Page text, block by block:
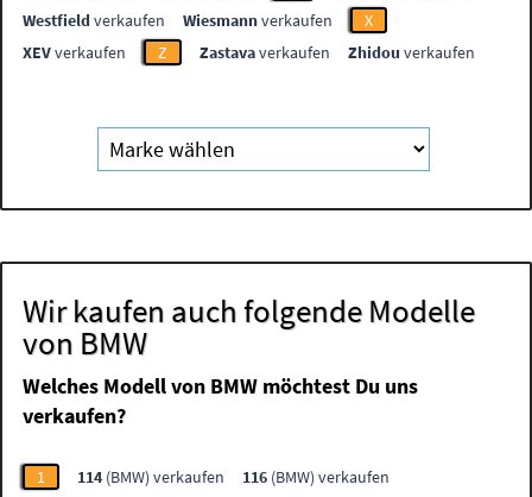
Westfieldverkaufen Wiesmannverkaufen
X
XEVverkaufen Z Zastavaverkaufen Zhidou verkaufen
Wir kaufen auch folgende Modelle
von BMW
Welches Modell von BMW möchtest Du uns
verkaufen?
1 114 (BMW) verkaufen 116 (BMW) verkaufen